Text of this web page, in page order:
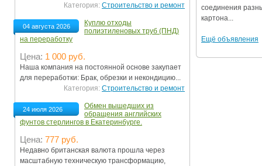
соединения
картона...
Ещё объявления
Категория: Строительство и ремонт
04 августа 2026
Куплю отходы
полиэтиленовых труб (ПНД)
на переработку
Цена: 1 000 руб.
Наша компания на постоянной основе закупает
для переработки: Брак, обрезки и некондицию...
Категория: Строительство и ремонт
24 июля 2026
Обмен вышедших из
обращения английских
фунтов стерлингов в Екатеринбурге.
Цена: 777 руб.
Недавно британская валюта прошла через
масштабную техническую трансформацию,